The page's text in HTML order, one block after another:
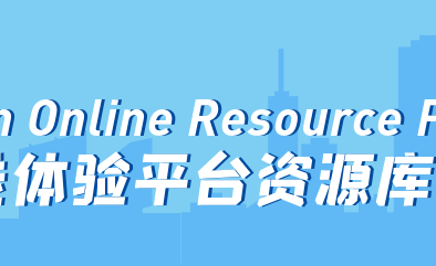
Online Resource
验平台资源库